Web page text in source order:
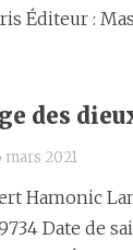
Éditeur :
des
mars 2021
Hamonic
Date de